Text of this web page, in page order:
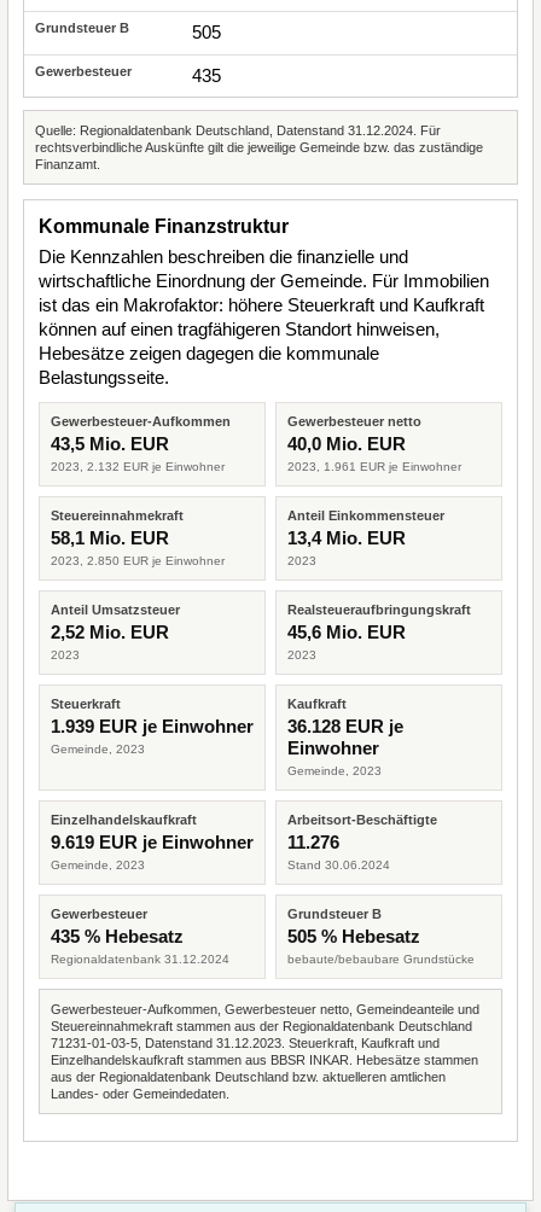
505
435
Quelle: Regionaldatenbank Deutschland, Datenstand 31.12.2024. Für
rechtsverbindliche Auskünfte gilt die jeweilige Gemeinde bzw. das zuständige
Finanzamt.
Kommunale Finanzstruktur
Die Kennzahlen beschreiben die finanzielle und
wirtschaftliche Einordnung der Gemeinde. Für Immobilien
ist das ein Makrofaktor: höhere Steuerkraft und Kaufkraft
können auf einen tragfähigeren Standort hinweisen,
Hebesätze zeigen dagegen die kommunale
Belastungsseite.
Gewerbesteuer-Aufkommen
43,5 Mio. EUR
2023, 2.132 EUR je Einwohner
Gewerbesteuer netto
40,0 Mio. EUR
2023, 1.961 EUR je Einwohner
Steuereinnahmekraft
58,1 Mio. EUR
2023, 2.850 EUR je Einwohner
Anteil Einkommensteuer
13,4 Mio. EUR
2023
Anteil Umsatzsteuer
2,52 Mio. EUR
2023
Realsteueraufbringungskraft
45,6 Mio. EUR
2023
Steuerkraft
1.939 EUR je Einwohner
Gemeinde, 2023
Kaufkraft
36.128 EUR je
Einwohner
Gemeinde, 2023
Einzelhandelskaufkraft
9.619 EUR je Einwohner
Gemeinde, 2023
Arbeitsort-Beschäftigte
11.276
Stand 30.06.2024
Gewerbesteuer
435 % Hebesatz
Regionaldatenbank 31.12.2024
Grundsteuer B
505 % Hebesatz
bebaute/bebaubare Grundstücke
Gewerbesteuer-Aufkommen, Gewerbesteuer netto, Gemeindeanteile und
Steuereinnahmekraft stammen aus der Regionaldatenbank Deutschland
71231-01-03-5, Datenstand 31.12.2023. Steuerkraft, Kaufkraft und
Einzelhandelskaufkraft stammen aus BBSR INKAR. Hebesätze stammen
aus der Regionaldatenbank Deutschland bzw. aktuelleren amtlichen
Landes- oder Gemeindedaten.